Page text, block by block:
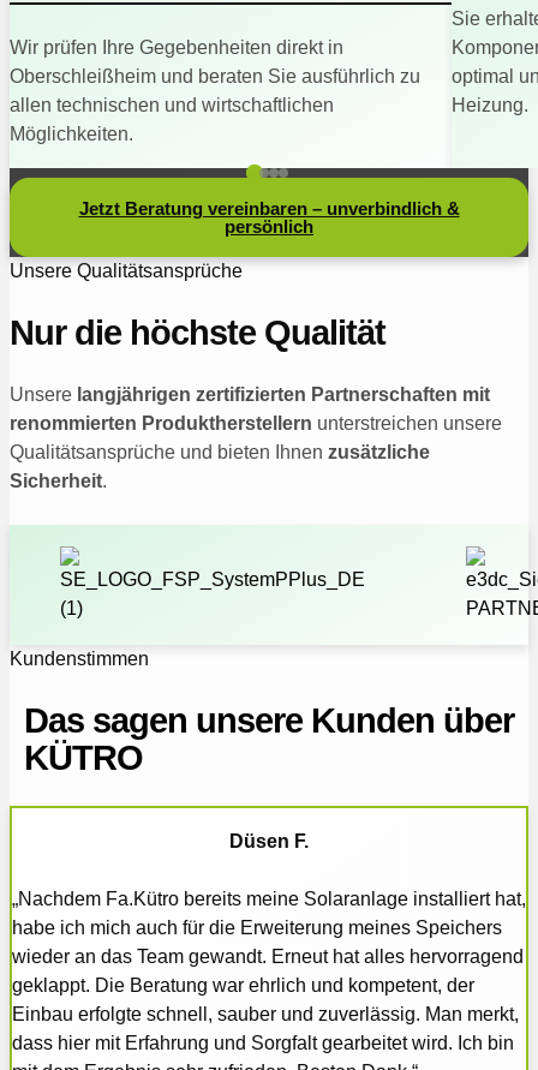
Wir prüfen Ihre Gegebenheiten direkt in
Oberschleißheim und beraten Sie ausführlich zu
allen technischen und wirtschaftlichen
Möglichkeiten.
Sie
optimal
Heizung.
Jetzt Beratung vereinbaren – unverbindlich &
persönlich
Unsere Qualitätsansprüche
Nur die höchste Qualität
Unsere langjährigen zertifizierten Partnerschaften mit
renommierten Produktherstellern unterstreichen unsere
Qualitätsansprüche und bieten Ihnen zusätzliche
Sicherheit.
Kundenstimmen
Das sagen unsere Kunden über
KÜTRO
Düsen F.
„Nachdem Fa.Kütro bereits meine Solaranlage installiert hat,
habe ich mich auch für die Erweiterung meines Speichers
wieder an das Team gewandt. Erneut hat alles hervorragend
geklappt. Die Beratung war ehrlich und kompetent, der
Einbau erfolgte schnell, sauber und zuverlässig. Man merkt,
dass hier mit Erfahrung und Sorgfalt gearbeitet wird. Ich bin